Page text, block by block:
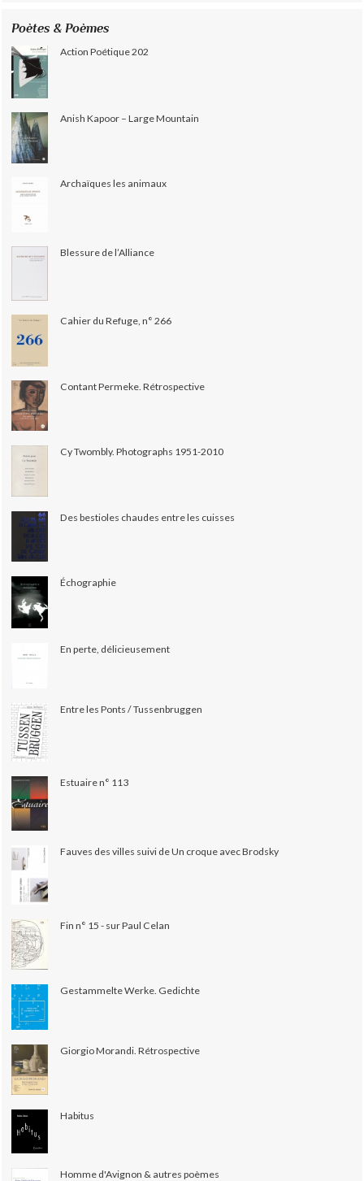
Poètes & Poèmes
Action Poétique 202
Anish Kapoor – Large Mountain
Archaïques les animaux
Blessure de l’Alliance
Cahier du Refuge, n° 266
Contant Permeke. Rétrospective
Cy Twombly. Photographs 1951-2010
Des bestioles chaudes entre les cuisses
Échographie
En perte, délicieusement
Entre les Ponts / Tussenbruggen
Estuaire n° 113
Fauves des villes suivi de Un croque avec Brodsky
Fin n° 15 - sur Paul Celan
Gestammelte Werke. Gedichte
Giorgio Morandi. Rétrospective
Habitus
Homme d'Avignon & autres poèmes